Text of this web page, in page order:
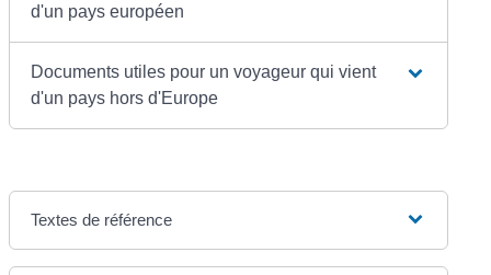
d'un pays européen
Documents utiles pour un voyageur qui vient
d'un pays hors d'Europe
Textes de référence